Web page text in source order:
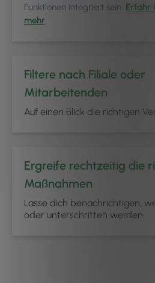
Funktionen integriert sein. Erfahr
mehr
Filtere nach Filiale oder
Mitarbeitenden
Auf einen Blick die richtigen
Ergreife rechtzeitig die
Maßnahmen
Lasse dich benachrichtigen,
oder unterschritten werden